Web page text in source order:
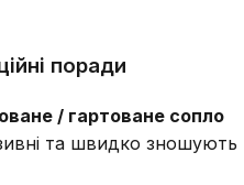
поради
/ гартоване сопло
та швидко зношують